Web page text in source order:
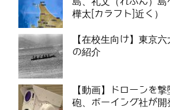
樺太[カラフト]近く）
【在校生向け】東京
の紹介
【動画】ドローンを
砲、ボーイング社が開